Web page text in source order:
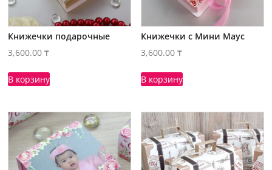
Книжечки подарочные
3,600.00₸
В корзину
Книжечки с Мини Маус
3,600.00₸
В корзину